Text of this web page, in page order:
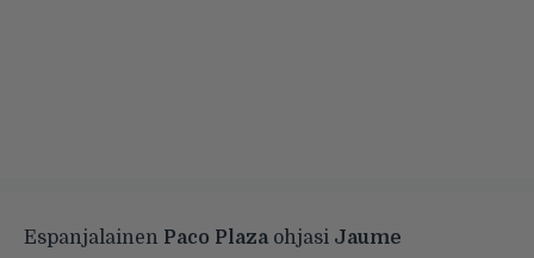
Espanjalainen Paco Plazaohjasi Jaume